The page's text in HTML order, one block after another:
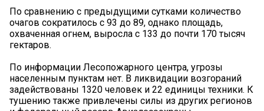
По сравнению с предыдущими сутками количество
очагов сократилось с 93 до 89, однако площадь,
охваченная огнем, выросла с 133 до почти 170 тысяч
гектаров.
По информации Лесопожарного центра, угрозы
населенным пунктам нет. В ликвидации возгораний
задействованы 1320 человек и 22 единицы техники. К
тушению также привлечены силы из других регионов